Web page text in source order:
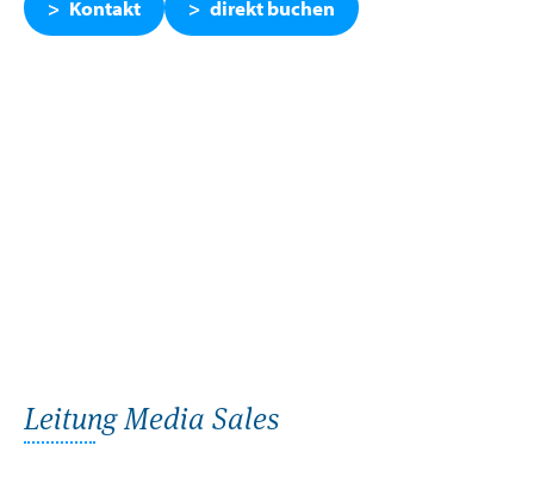
Kontakt direkt buchen
Leitung Media Sales